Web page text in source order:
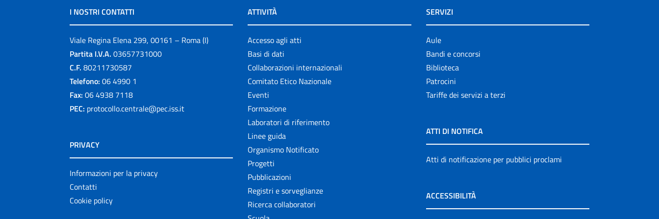
I NOSTRI CONTATTI
Viale Regina Elena 299, 00161 – Roma (I)
Partita I.V.A. 03657731000
C.F. 80211730587
Telefono: 06 4990 1
Fax: 06 4938 7118
PEC: protocollo.centrale@pec.iss.it
PRIVACY
Informazioni per la privacy
Contatti
Cookie policy
ATTIVITÀ
Accesso agli atti
Basi di dati
Collaborazioni internazionali
Comitato Etico Nazionale
Eventi
Formazione
Laboratori di riferimento
Linee guida
Organismo Notificato
Progetti
Pubblicazioni
Registri e sorveglianze
Ricerca collaboratori
SERVIZI
Aule
Bandi e concorsi
Biblioteca
Patrocini
Tariffe dei servizi a terzi
ATTI DI NOTIFICA
Atti di notificazione per pubblici proclami
ACCESSIBILITÀ